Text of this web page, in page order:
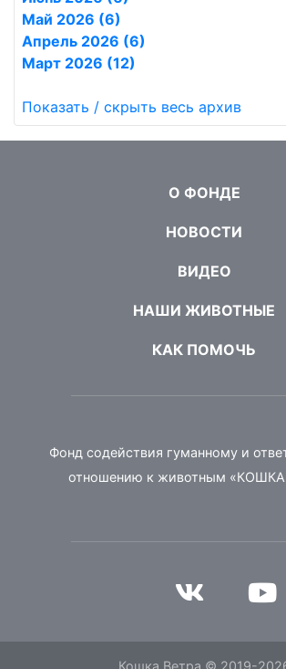
Май 2026 (6)
Апрель 2026 (6)
Март 2026 (12)
Показать / скрыть весь архив
О ФОНДЕ
НОВОСТИ
ВИДЕО
НАШИ ЖИВОТНЫЕ
КАК ПОМОЧЬ
Фонд содействия гуманному и
отношению к животным «КОШКА